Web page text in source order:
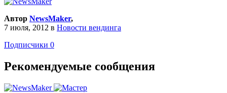
Автор NewsMaker,
7 июля, 2012 в Новости вендинга
Подписчики 0
Рекомендуемые сообщения